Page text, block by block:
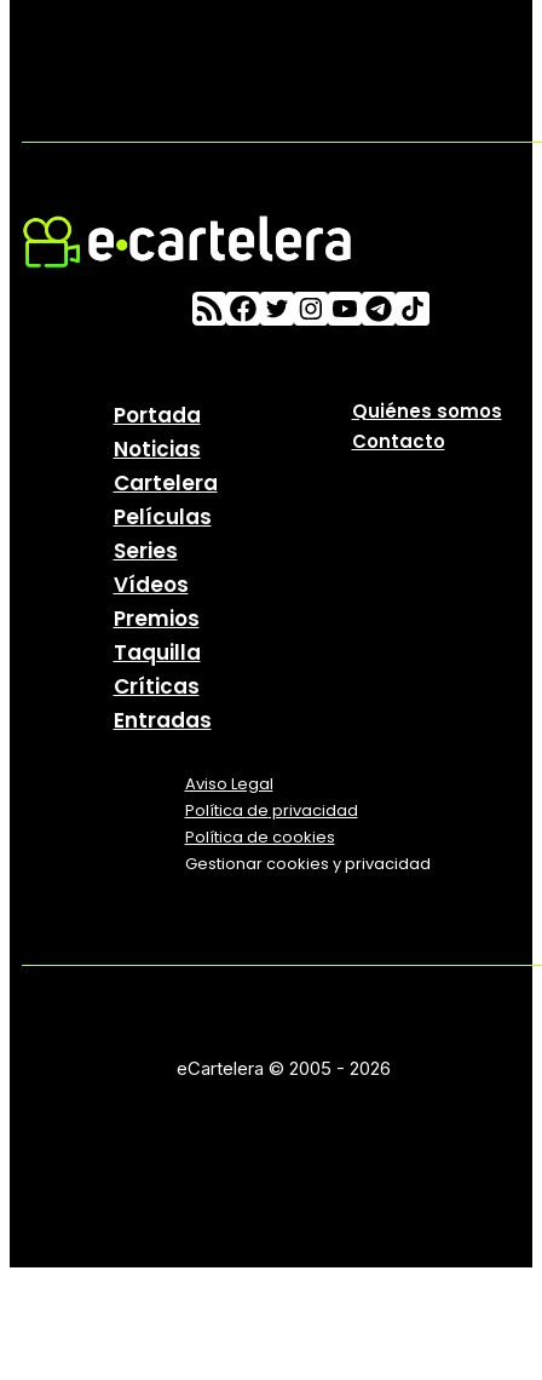
Portada
Noticias
Cartelera
Películas
Series
Vídeos
Premios
Taquilla
Críticas
Entradas
Quiénes somos
Contacto
Aviso Legal
Política de privacidad
Política de cookies
Gestionar cookies y privacidad
eCartelera © 2005 - 2026